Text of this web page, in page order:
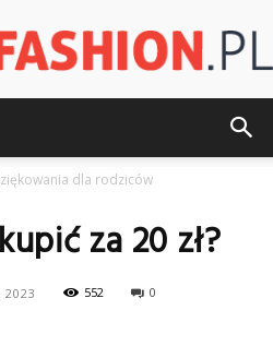
dla rodziców
za 20 zł?
2023 552 0